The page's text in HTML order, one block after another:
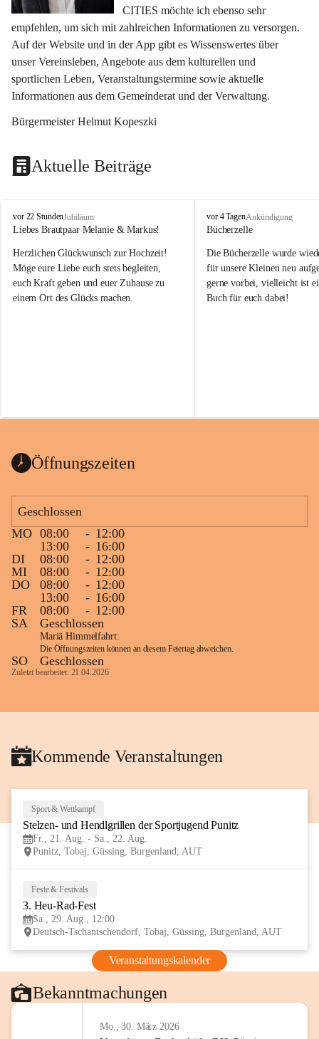
CITIES möchte ich ebenso sehr
empfehlen, um sich mit zahlreichen Informationen zu versorgen.
Auf der Website und in der App gibt es Wissenswertes über
unser Vereinsleben, Angebote aus dem kulturellen und
sportlichen Leben, Veranstaltungstermine sowie aktuelle
Informationen aus dem Gemeinderat und der Verwaltung.
Bürgermeister Helmut Kopeszki
Aktuelle Beiträge
T
o
a
j
vor 22 StundenJubiläum
Liebes Brautpaar Melanie & Markus!
Herzlichen Glückwunsch zur Hochzeit!
Möge eure Liebe euch stets begleiten,
euch Kraft geben und euer Zuhause zu
einem Ort des Glücks machen.
T
o
a
j
vor 4 TagenAnkündigung
Bücherzelle
Die Bücherzelle wurde
für unsere Kleinen neu
gerne vorbei, vielleicht ist
Buch für euch dabei!
Wanduhr (!) benutzt und
Öffnungszeiten
Geschlossen
MO 08:00 - 12:00
13:00
- 16:00
DI
08:00 - 12:00
MI
08:00 - 12:00
DO
08:00 - 12:00
13:00
- 16:00
FR
08:00 - 12:00
SA
Geschlossen
Mariä Himmelfahrt:
Die Öffnungszeiten können an diesem Feiertag abweichen.
SO Geschlossen
Zuletzt bearbeitet: 21.04.2026
Kommende Veranstaltungen
Sport & Wettkampf
Stelzen- und Hendlgrillen der Sportjugend Punitz
Fr., 21. Aug. - Sa., 22. Aug.
Punitz, Tobaj, Güssing, Burgenland, AUT
Feste & Festivals
3. Heu-Rad-Fest
Sa., 29. Aug., 12:00
Deutsch-Tschantschendorf, Tobaj, Güssing, Burgenland, AUT
Veranstaltungskalender
Bekanntmachungen
Mo., 30. März 2026